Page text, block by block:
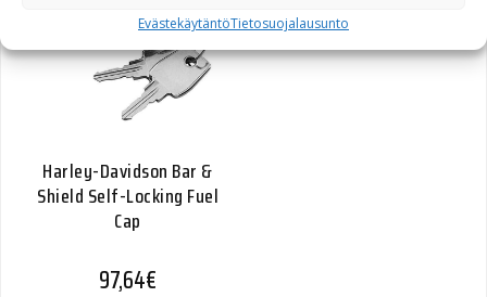
EvästekäytäntöTietosuojalausunto
Harley-Davidson Bar &
Shield Self-Locking Fuel
Cap
97,64€